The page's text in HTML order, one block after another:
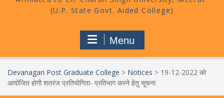
Menu
Devanagari Post Graduate College > Notices > 19-12-2022 को
आयोजित होगी शतरंज प्रतियोगिता- प्रतिभाग करने हेतु सूचना